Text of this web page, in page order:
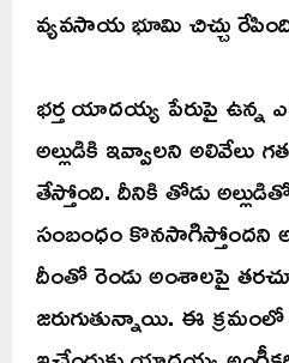
వ్యవసాయ భూమి చిచ్చు
భర్త యాదయ్య పేరుపై ఉన్న
అల్లుడికి ఇవ్వాలని అలివేలు
తేస్తోంది. దీనికి తోడు
సంబంధం కొనసాగిస్తోందని
దీంతో రెండు అంశాలపై
జరుగుతున్నాయి. ఈ క్రమంలో